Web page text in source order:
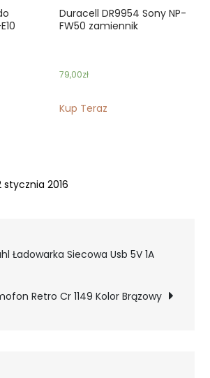
Duracell DR9954 Sony NP-
FW50 zamiennik
79,00zł
Kup Teraz
stycznia 2016
Ładowarka Siecowa Usb 5V 1A
Retro Cr 1149 Kolor Brązowy